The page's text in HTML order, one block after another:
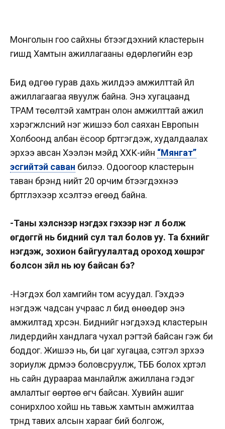
Монголын гоо сайхны бүтээгдэхүүний кластерын
гишүүд Хамтын ажиллагааны өдөрлөгийн үеэр
Бид өдгөө гурав дахь жилдээ амжилттай үйл
ажиллагаагаа явуулж байна. Энэ хугацаанд
ТРАМ төсөлтэй хамтран олон амжилттай ажил
хэрэгжүүлсний нэг жишээ бол саяхан Европын
Холбоонд албан ёсоор бүртгэгдэж, худалдаалах
эрхээ авсан Хээлэн мэйд ХХК-ийн “Мянгат”
эсгийтэй саван билээ. Одоогоор кластерын
таван брэнд нийт 20 орчим бүтээгдэхүүнээ
бүртгүүлэхээр хүсэлтээ өгөөд байна.
-Таны хэлснээр нэгдэх гэхээр нэг л болж
өгдөггүй нь бидний сул тал болов уу. Та бүхнийг
нэгдэж, зохион байгуулалтад ороход хөшүүрэг
болсон зүйл нь юу байсан бэ?
-Нэгдэх бол хамгийн том асуудал. Гэхдээ
нэгдэж чадсан учраас л бид өнөөдөр энэ
амжилтад хүрсэн. Биднийг нэгдэхэд кластерын
лидерүүдийн хандлага чухал үүрэгтэй байсан гэж би
боддог. Жишээ нь, би цаг хугацаа, сэтгэл зүрхээ
зориулж дүрмээ боловсруулж, ТББ болох хүртэл
нь сайн дураараа манлайлж ажиллана гэдэг
амлалтыг өөртөө өгч байсан. Хувийн ашиг
сонирхлоо хойш нь тавьж хамтын амжилтаа
түрүүнд тавих алсын харааг бий болгож,